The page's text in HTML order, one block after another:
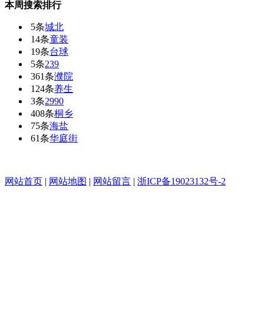
本周搜索排行
5条城北
14条童装
19条台球
5条239
361条濮院
124条养生
3条2990
408条桐乡
75条海盐
61条华庭街
网站首页 | 网站地图 | 网站留言 | 浙ICP备19023132号-2